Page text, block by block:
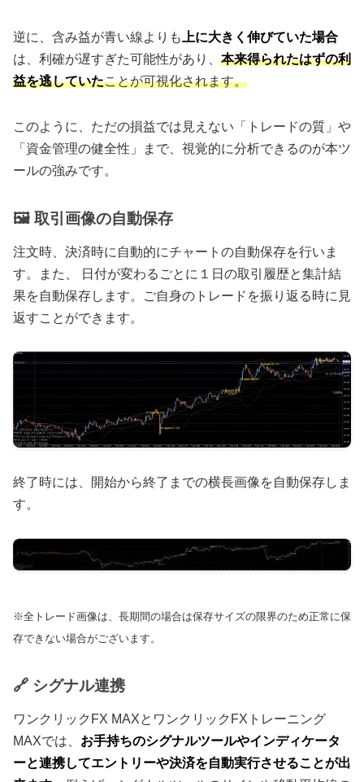
逆に、含み益が青い線よりも上に大きく伸びていた場合
は、利確が遅すぎた可能性があり、 本来得られたはずの利
益を逃していたことが可視化されます。
このように、ただの損益では見えない「トレードの質」や
「資金管理の健全性」まで、視覚的に分析できるのが本ツ
ールの強みです。
🖼 取引画像の自動保存
注文時、決済時に自動的にチャートの自動保存を行いま
す。また、 日付が変わるごとに１日の取引履歴と集計結
果を自動保存します。ご自身のトレードを振り返る時に見
返すことができます。
終了時には、開始から終了までの横長画像を自動保存しま
す。
※全トレード画像は、長期間の場合は保存サイズの限界のため正常に保
存できない場合がございます。
🔗 シグナル連携
ワンクリックFX MAXとワンクリックFXトレーニング
MAXでは、 お手持ちのシグナルツールやインディケータ
ーと連携してエントリーや決済を自動実行させることが出